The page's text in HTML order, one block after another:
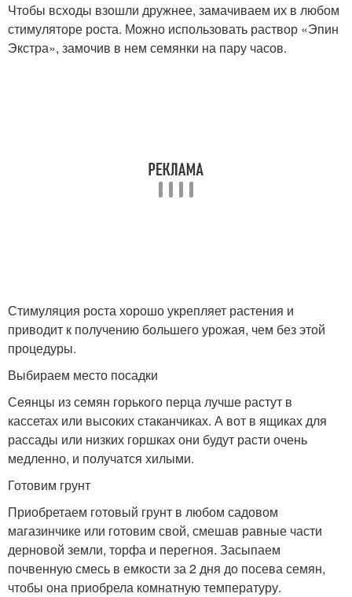
Чтобы всходы взошли дружнее, замачиваем их в любом
стимуляторе роста. Можно использовать раствор «Эпин
Экстра», замочив в нем семянки на пару часов.
Стимуляция роста хорошо укрепляет растения и
приводит к получению большего урожая, чем без этой
процедуры.
Выбираем место посадки
Сеянцы из семян горького перца лучше растут в
кассетах или высоких стаканчиках. А вот в ящиках для
рассады или низких горшках они будут расти очень
медленно, и получатся хилыми.
Готовим грунт
Приобретаем готовый грунт в любом садовом
магазинчике или готовим свой, смешав равные части
дерновой земли, торфа и перегноя. Засыпаем
почвенную смесь в емкости за 2 дня до посева семян,
чтобы она приобрела комнатную температуру.